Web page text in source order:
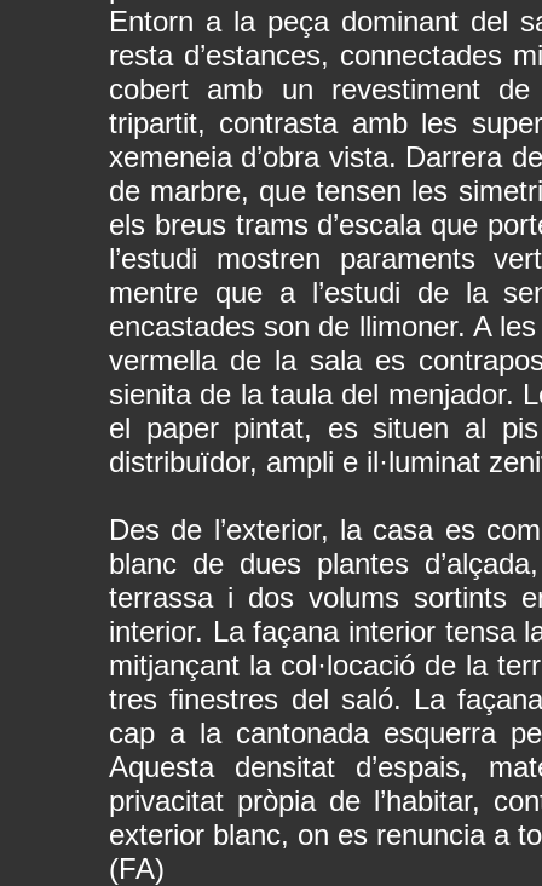
Entorn a la peça dominant del
resta d’estances, connectades
cobert amb un revestiment
tripartit, contrasta amb les
xemeneia d’obra vista. Darrera
de marbre, que tensen les
els breus trams d’escala que
l’estudi mostren paraments
mentre que a l’estudi de la
encastades son de llimoner. A
vermella de la sala es
sienita de la taula del menjador.
el paper pintat, es situen al
distribuïdor, ampli e il·luminat
Des de l’exterior, la casa es
blanc de dues plantes
terrassa i dos volums sortints
interior. La façana interior tensa
mitjançant la col·locació de la
tres finestres del saló. La
cap a la cantonada esquerra
Aquesta densitat d’espais,
privacitat pròpia de l’habitar,
exterior blanc, on es renuncia a
(FA)